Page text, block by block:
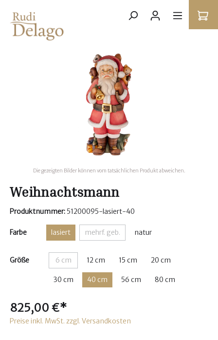
Die gezeigten Bilder können vom tatsächlichen Produkt abweichen.
Weihnachtsmann
Produktnummer: 51200095-lasiert-40
Farbe lasiert mehrf. geb. natur
Größe 6 cm 12 cm 15 cm 20 cm
30 cm 40 cm 56 cm 80 cm
825,00 €*
Preise inkl. MwSt. zzgl. Versandkosten